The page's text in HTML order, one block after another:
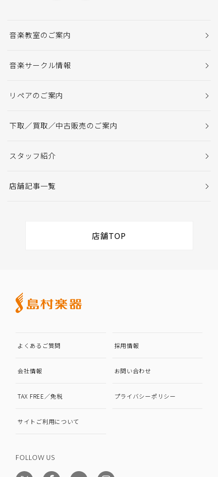
音楽教室のご案内
音楽サークル情報
リペアのご案内
下取／買取／中古販売のご案内
スタッフ紹介
店舗記事一覧
店舗TOP
よくあるご質問 採用情報
会社情報 お問い合わせ
TAX FREE／免税 プライバシーポリシー
サイトご利用について
FOLLOW US